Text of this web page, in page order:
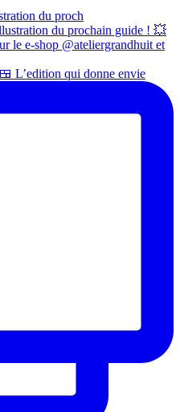
du proch
L’edition qui donne envie